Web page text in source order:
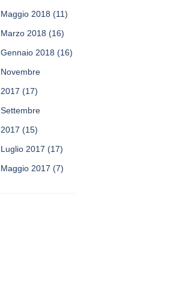
Maggio 2018 (11)
Marzo 2018 (16)
Gennaio 2018 (16)
Novembre
2017 (17)
Settembre
2017 (15)
Luglio 2017 (17)
Maggio 2017 (7)